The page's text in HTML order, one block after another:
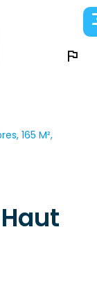
165 M²,